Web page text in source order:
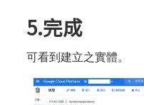
5.完成
可看到建立之實體。